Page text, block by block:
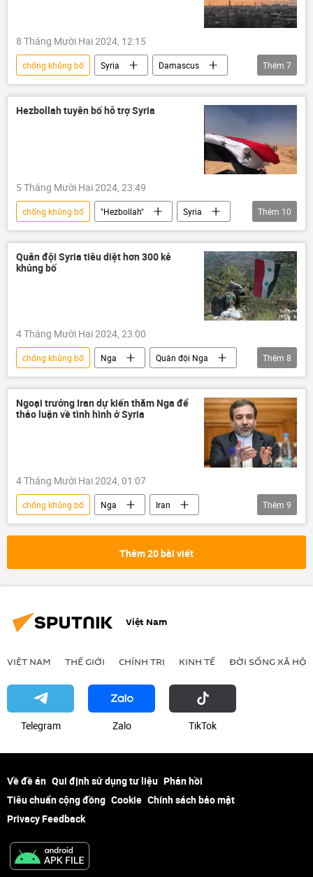
8 Tháng Mười Hai 2024, 12:15
chống khủng bố Syria
Damascus
Thế giới
Trung Đông
thông tin
Tình hình bùng phát trầm trọng ở Syria - 2024
Thêm 7
Hezbollah tuyên bố hỗ trợ Syria
5 Tháng Mười Hai 2024, 23:49
chống khủng bố "Hezbollah"
Syria
quân đội Syria
Tình hình bùng phát trầm trọng ở Syria - 2024
Trung Đông
Thế giới
Thêm 10
Quân đội Syria tiêu diệt hơn 300 kẻ
khủng bố
4 Tháng Mười Hai 2024, 23:00
chống khủng bố Nga
Quân đội Nga
Syria
quân đội Syria
Lực lượng Hàng không-Vũ trụ Nga (VKS)
Thế giới
thông tin
Thêm 8
Ngoại trưởng Iran dự kiến thăm Nga để
thảo luận về tình hình ở Syria
4 Tháng Mười Hai 2024, 01:07
chống khủng bố Nga
Iran
Syria
Thế giới
thông tin
Tình hình bùng phát trầm trọng ở Syria - 2024
Quân sự
Aleppo
Trung Đông
khủng bố
Tehran Damascus
Thêm 9
Thêm 20 bài viết
Việt Nam
VIỆT NAM THẾ GIỚI CHÍNH TRỊ KINH TẾ ĐỜI SỐNG XÃ HỘI
Telegram Zalo ТikТоk
Về đề án Qui định sử dụng tư liệu Phản hồi
Tiêu chuẩn cộng đồng Cookie Chính sách bảo mật
Privacy Feedback